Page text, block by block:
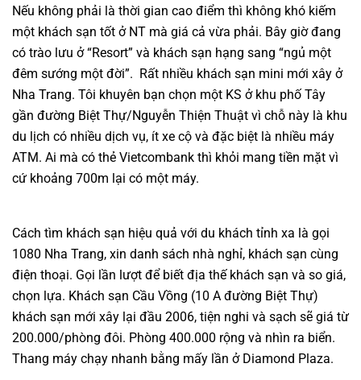
Nếu không phải là thời gian cao điểm thì không khó kiếm
một khách sạn tốt ở NT mà giá cả vừa phải. Bây giờ đang
có trào lưu ở “Resort” và khách sạn hạng sang “ngủ một
đêm sướng một đời”. Rất nhiều khách sạn mini mới xây ở
Nha Trang. Tôi khuyên bạn chọn một KS ở khu phố Tây
gần đường Biệt Thự/Nguyễn Thiện Thuật vì chỗ này là khu
du lịch có nhiều dịch vụ, ít xe cộ và đặc biệt là nhiều máy
ATM. Ai mà có thẻ Vietcombank thì khỏi mang tiền mặt vì
cứ khoảng 700m lại có một máy.
Cách tìm khách sạn hiệu quả với du khách tỉnh xa là gọi
1080 Nha Trang, xin danh sách nhà nghỉ, khách sạn cùng
điện thoại. Gọi lần lượt để biết địa thế khách sạn và so giá,
chọn lựa. Khách sạn Cầu Vồng (10 A đường Biệt Thự)
khách sạn mới xây lại đầu 2006, tiện nghi và sạch sẽ giá từ
200.000/phòng đôi. Phòng 400.000 rộng và nhìn ra biển.
Thang máy chạy nhanh bằng mấy lần ở Diamond Plaza.